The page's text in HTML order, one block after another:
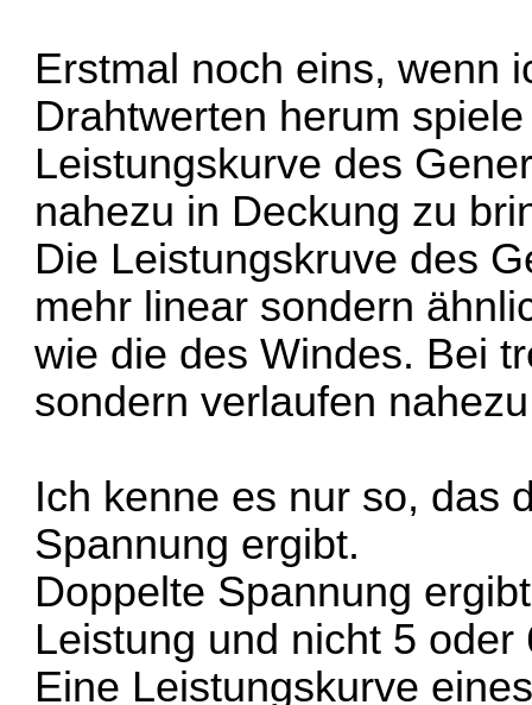
Erstmal noch eins, wenn
Drahtwerten herum
Leistungskurve des
nahezu in Deckung zu
Die Leistungskruve des
mehr linear sondern
wie die des Windes. Bei
sondern verlaufen
Ich kenne es nur so, das
Spannung ergibt.
Doppelte Spannung
Leistung und nicht 5 oder
Eine Leistungskurve